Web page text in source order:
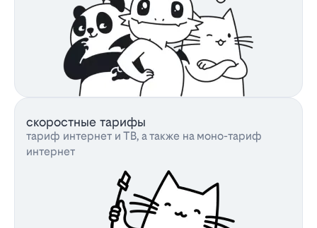
скоростные тарифы
тариф интернет и ТВ, а также на моно-тариф
интернет